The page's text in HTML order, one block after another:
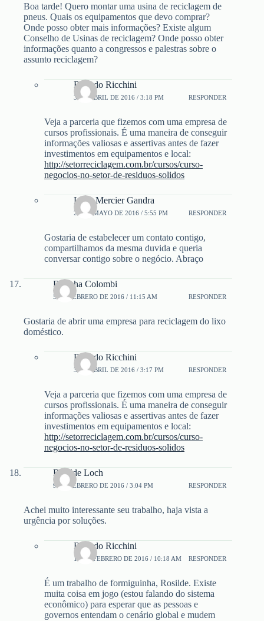
Boa tarde! Quero montar uma usina de reciclagem de
pneus. Quais os equipamentos que devo comprar?
Onde posso obter mais informações? Existe algum
Conselho de Usinas de reciclagem? Onde posso obter
informações quanto a congressos e palestras sobre o
assunto reciclagem?
Ricardo Ricchini
3 DE ABRIL DE 2016 / 3:18 PM RESPONDER
Veja a parceria que fizemos com uma empresa de
cursos profissionais. É uma maneira de conseguir
informações valiosas e assertivas antes de fazer
investimentos em equipamentos e local:
http://setorreciclagem.com.br/cursos/curso-
negocios-no-setor-de-residuos-solidos
Luan Mercier Gandra
20 DE MAYO DE 2016 / 5:55 PM RESPONDER
Gostaria de estabelecer um contato contigo,
compartilhamos da mesma duvida e queria
conversar contigo sobre o negócio. Abraço
Dayoha Colombi
5 DE FEBRERO DE 2016 / 11:15 AM RESPONDER
Gostaria de abrir uma empresa para reciclagem do lixo
doméstico.
Ricardo Ricchini
3 DE ABRIL DE 2016 / 3:17 PM RESPONDER
Veja a parceria que fizemos com uma empresa de
cursos profissionais. É uma maneira de conseguir
informações valiosas e assertivas antes de fazer
investimentos em equipamentos e local:
http://setorreciclagem.com.br/cursos/curso-
negocios-no-setor-de-residuos-solidos
Rosilde Loch
9 DE FEBRERO DE 2016 / 3:04 PM RESPONDER
Achei muito interessante seu trabalho, haja vista a
urgência por soluções.
Ricardo Ricchini
11 DE FEBRERO DE 2016 / 10:18 AM RESPONDER
É um trabalho de formiguinha, Rosilde. Existe
muita coisa em jogo (estou falando do sistema
econômico) para esperar que as pessoas e
governos entendam o cenário global e mudem